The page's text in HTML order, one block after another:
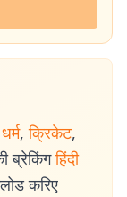
धर्म, क्रिकेट,
ब्रेकिंग हिंदी
करिए